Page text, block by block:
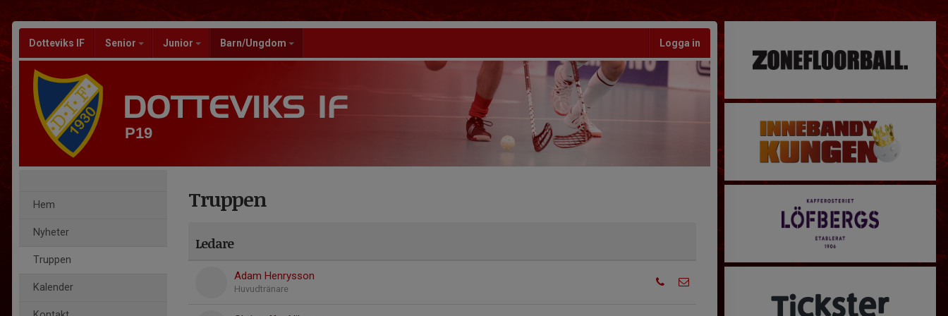
Dotteviks IF Senior Junior Barn/Ungdom Logga in
P19
Hem
Nyheter
Truppen
Kalender
Truppen
Ledare
Adam Henrysson
Huvudtränare